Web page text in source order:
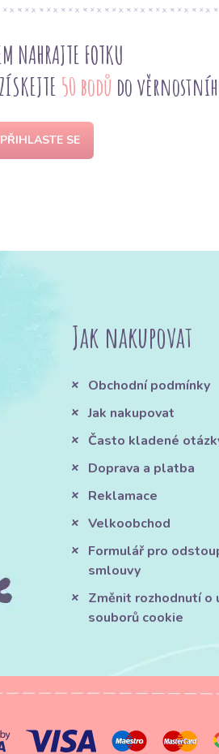
NAHRAJTE FOTKU
50 bodů do
PŘIHLASTE SE
Jak nakupovat
Obchodní podmínky
Jak nakupovat
Často kladené
Doprava a platba
Reklamace
Velkoobchod
Formulář pro
smlouvy
Změnit rozhodnutí o
souborů cookie